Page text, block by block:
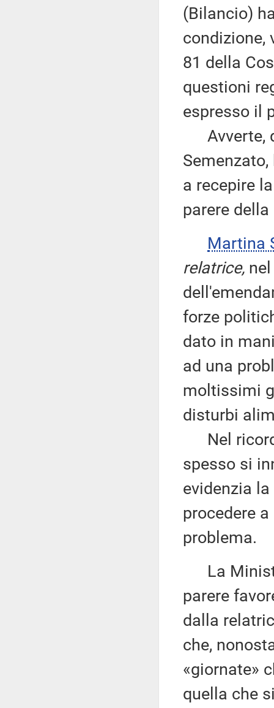
(Bilancio)
condizione,
81 della
questioni
espresso il
Avverte,
a recepire
parere
Martina
relatrice,
forze
dato in
ad una
moltissimi
disturbi
Nel
spesso si
evidenzia
procedere
problema.
La
parere
dalla
che,
«giornate»
quella che